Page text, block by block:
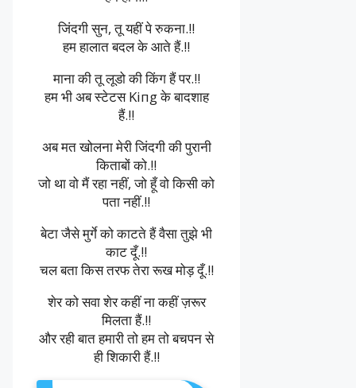
जिंदगी सुन, तू यहीं पे रुकना.!!
हम हालात बदल के आते हैं.!!
माना की तू लूडो की किंग हैं पर.!!
हम भी अब स्टेटस Kiпg के बादशाह
हैं.!!
अब मत खोलना मेरी जिंदगी की पुरानी
किताबों को.!!
जो था वो मैं रहा नहीं, जो हूँ वो किसी को
पता नहीं.!!
बेटा जैसे मुर्गे को काटते हैं वैसा तुझे भी
काट दूँ.!!
चल बता किस तरफ तेरा रूख मोड़ दूँ.!!
शेर को सवा शेर कहीं ना कहीं ज़रूर
मिलता हैं.!!
और रही बात हमारी तो हम तो बचपन से
ही शिकारी हैं.!!